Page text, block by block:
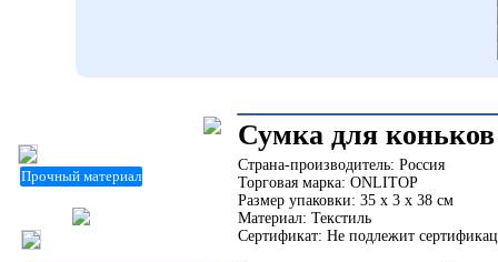
Прочный материал
Сумка для
Страна-производитель: Россия
Торговая марка: ONLITOP
Размер упаковки: 35 x 3 x 38 см
Материал: Текстиль
Сертификат: Не подлежит